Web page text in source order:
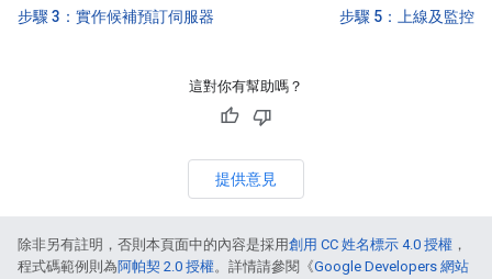
步驟 3：實作候補預訂伺服器
步驟 5：上線及監控
這對你有幫助嗎？
提供意見
除非另有註明，否則本頁面中的內容是採用創用 CC 姓名標示 4.0 授權 ，
程式碼範例則為阿帕契 2.0 授權。詳情請參閱《Google Developers 網站